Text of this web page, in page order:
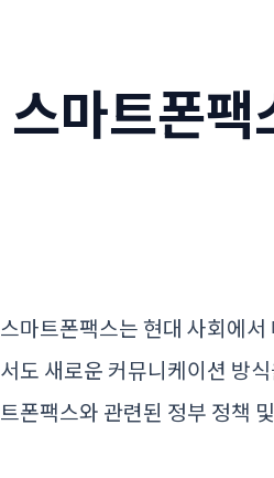
스마트폰팩
스마트폰팩스는 현대 사회에
서도 새로운 커뮤니케이션 방
트폰팩스와 관련된 정부 정책